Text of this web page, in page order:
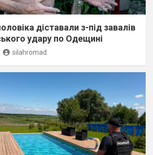
діставали з-під завалів
удару по Одещині
silahromad